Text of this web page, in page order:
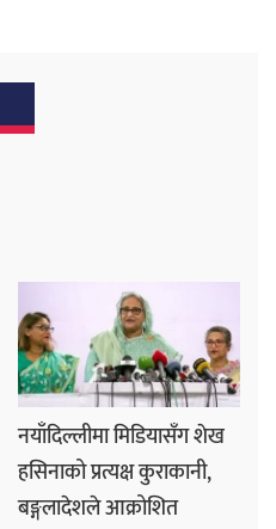
नयाँदिल्लीमा मिडियासँग शेख
हसिनाको प्रत्यक्ष कुराकानी,
बङ्गलादेशले आक्रोशित